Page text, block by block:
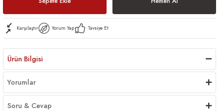
Karşılaştır Yorum Yap Tavsiye Et
Ürün Bilgisi
Yorumlar
Soru & Cevap